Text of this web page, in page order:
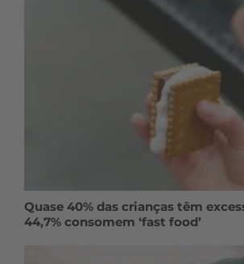
Quase 40% das crianças têm
44,7% consomem ‘fast food’